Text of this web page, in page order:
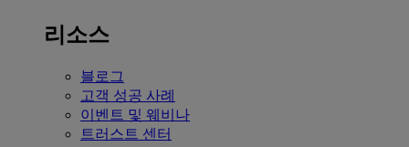
리소스
블로그
고객 성공 사례
이벤트 및 웨비나
트러스트 센터